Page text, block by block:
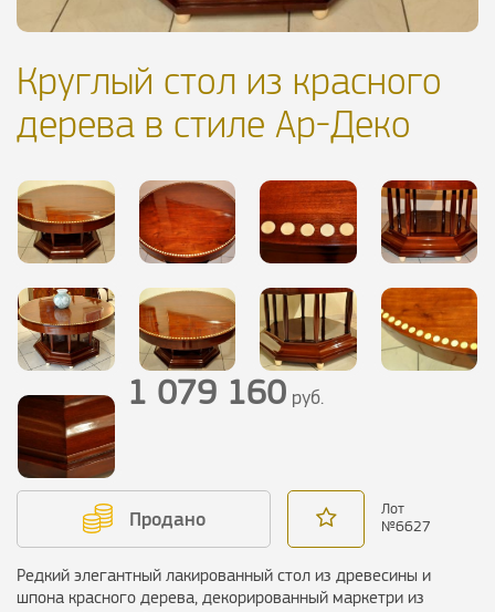
Круглый стол из красного
дерева в стиле Ар-Деко
1 079 160руб.
Продано
Лот
№6627
Редкий элегантный лакированный стол из древесины и
шпона красного дерева, декорированный маркетри из